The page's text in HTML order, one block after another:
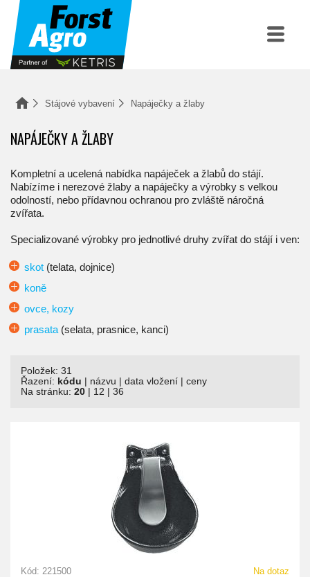
Stájové vybavení Napáječky a žlaby
NAPÁJEČKY A ŽLABY
Kompletní a ucelená nabídka napáječek a žlabů do stájí.
Nabízíme i nerezové žlaby a napáječky a výrobky s velkou
odolností, nebo přídavnou ochranou pro zvláště náročná
zvířata.
Specializované výrobky pro jednotlivé druhy zvířat do stájí i ven:
skot(telata, dojnice)
koně
ovce, kozy
prasata(selata, prasnice, kanci)
Položek: 31
Řazení: kódu | názvu | data vložení | ceny
Na stránku: 20 | 12 | 36
Kód: 221500 Na dotaz